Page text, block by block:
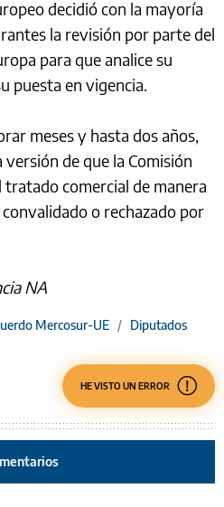
decidió con la mayoría
la revisión por parte del
para que analice su
puesta en vigencia.
meses y hasta dos años,
de que la Comisión
comercial de manera
o rechazado por
NA
Mercosur-UE / Diputados
HE VISTO UN ERROR